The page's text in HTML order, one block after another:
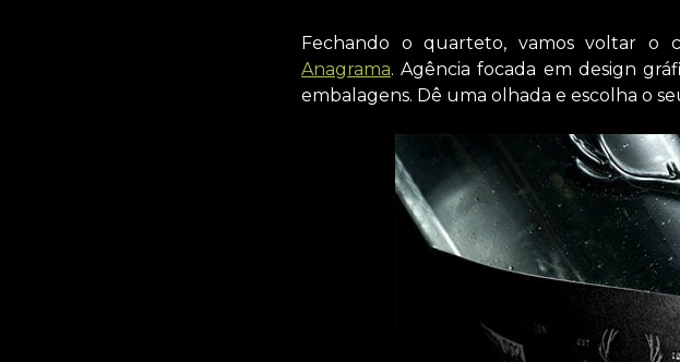
Fechando o quarteto, vamos voltar o
Anagrama. Agência focada em design
embalagens. Dê uma olhada e escolha o